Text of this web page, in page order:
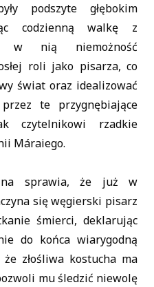
podszyte głębokim
codzienną walkę z
w nią niemożność
roli jako pisarza, co
świat oraz idealizować
te przygnębiające
czytelnikowi rzadkie
Máraiego.
sprawia, że już w
się węgierski pisarz
śmierci, deklarując
do końca wiarygodną
złośliwa kostucha ma
mu śledzić niewolę